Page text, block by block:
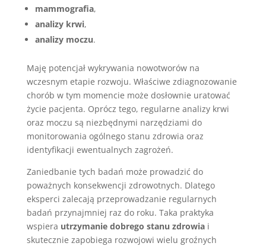
mammografia,
analizy krwi,
analizy moczu.
Maję potencjał wykrywania nowotworów na
wczesnym etapie rozwoju. Właściwe zdiagnozowanie
chorób w tym momencie może dosłownie uratować
życie pacjenta. Oprócz tego, regularne analizy krwi
oraz moczu są niezbędnymi narzędziami do
monitorowania ogólnego stanu zdrowia oraz
identyfikacji ewentualnych zagrożeń.
Zaniedbanie tych badań może prowadzić do
poważnych konsekwencji zdrowotnych. Dlatego
eksperci zalecają przeprowadzanie regularnych
badań przynajmniej raz do roku. Taka praktyka
wspiera utrzymanie dobrego stanu zdrowiai
skutecznie zapobiega rozwojowi wielu groźnych